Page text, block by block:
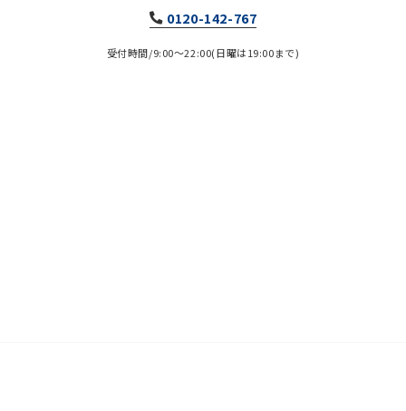
0120-142-767
受付時間/9:00～22:00(日曜は19:00まで)